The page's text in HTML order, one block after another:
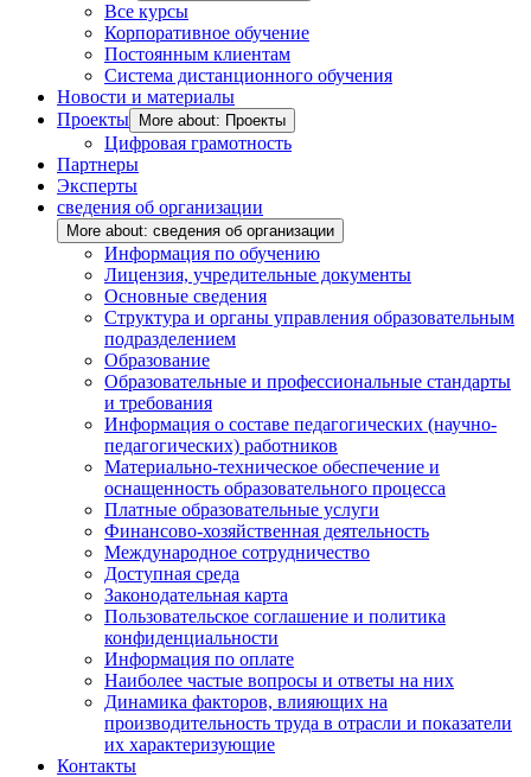
Все курсы
Корпоративное обучение
Постоянным клиентам
Система дистанционного обучения
Новости и материалы
Проекты
More about: Проекты
Цифровая грамотность
Партнеры
Эксперты
сведения об организации
More about: сведения об организации
Информация по обучению
Лицензия, учредительные документы
Основные сведения
Структура и органы управления образовательным
подразделением
Образование
Образовательные и профессиональные стандарты
и требования
Информация о составе педагогических (научно-
педагогических) работников
Материально-техническое обеспечение и
оснащенность образовательного процесса
Платные образовательные услуги
Финансово-хозяйственная деятельность
Международное сотрудничество
Доступная среда
Законодательная карта
Пользовательское соглашение и политика
конфиденциальности
Информация по оплате
Наиболее частые вопросы и ответы на них
Динамика факторов, влияющих на
производительность труда в отрасли и показатели
их характеризующие
Контакты